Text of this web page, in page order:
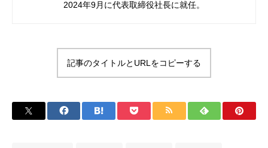
2024年9月に代表取締役社長に就任。
記事のタイトルとURLをコピーする